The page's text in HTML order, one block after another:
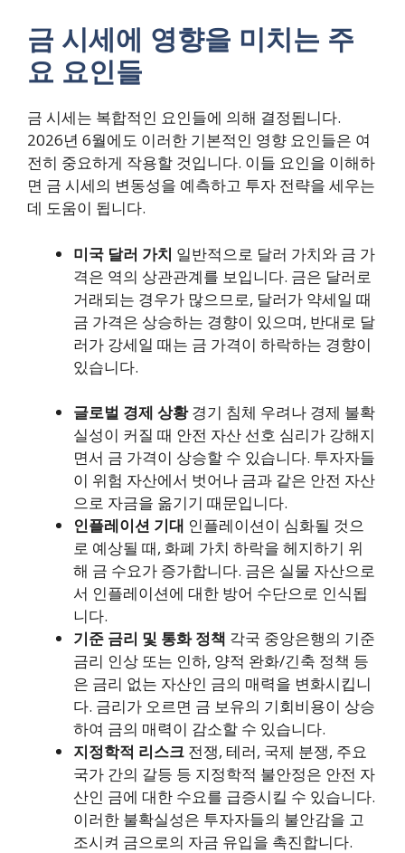
금 시세에 영향을 미치는 주
요 요인들
금 시세는 복합적인 요인들에 의해 결정됩니다.
2026년 6월에도 이러한 기본적인 영향 요인들은 여
전히 중요하게 작용할 것입니다. 이들 요인을 이해하
면 금 시세의 변동성을 예측하고 투자 전략을 세우는
데 도움이 됩니다.
미국 달러 가치 일반적으로 달러 가치와 금 가
격은 역의 상관관계를 보입니다. 금은 달러로
거래되는 경우가 많으므로, 달러가 약세일 때
금 가격은 상승하는 경향이 있으며, 반대로 달
러가 강세일 때는 금 가격이 하락하는 경향이
있습니다.
글로벌 경제 상황경기 침체 우려나 경제 불확
실성이 커질 때 안전 자산 선호 심리가 강해지
면서 금 가격이 상승할 수 있습니다. 투자자들
이 위험 자산에서 벗어나 금과 같은 안전 자산
으로 자금을 옮기기 때문입니다.
인플레이션 기대 인플레이션이 심화될 것으
로 예상될 때, 화폐 가치 하락을 헤지하기 위
해 금 수요가 증가합니다. 금은 실물 자산으로
서 인플레이션에 대한 방어 수단으로 인식됩
니다.
기준 금리 및 통화 정책 각국 중앙은행의 기준
금리 인상 또는 인하, 양적 완화/긴축 정책 등
은 금리 없는 자산인 금의 매력을 변화시킵니
다. 금리가 오르면 금 보유의 기회비용이 상승
하여 금의 매력이 감소할 수 있습니다.
지정학적 리스크 전쟁, 테러, 국제 분쟁, 주요
국가 간의 갈등 등 지정학적 불안정은 안전 자
산인 금에 대한 수요를 급증시킬 수 있습니다.
이러한 불확실성은 투자자들의 불안감을 고
조시켜 금으로의 자금 유입을 촉진합니다.